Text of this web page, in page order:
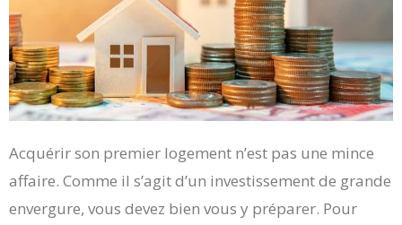
Acquérir son premier logement n’est pas une mince
affaire. Comme il s’agit d’un investissement de grande
envergure, vous devez bien vous y préparer. Pour